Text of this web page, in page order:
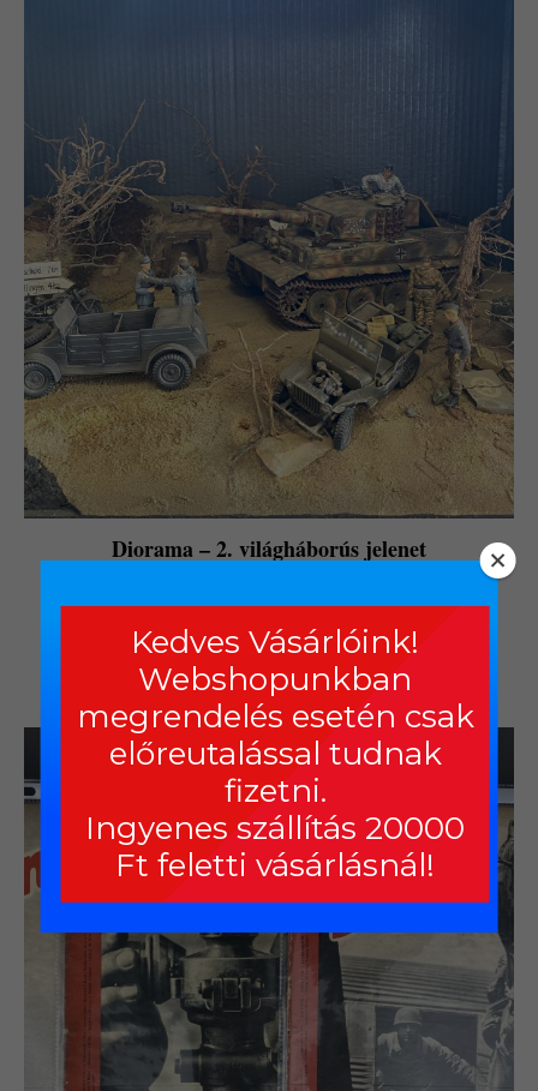
Kedves Vásárlóink!
Webshopunkban
megrendelés esetén csak
előreutalással tudnak
fizetni.
Ingyenes szállítás 20000
Ft feletti vásárlásnál!
Diorama – 2. világháborús jelenet
price
was:
119
000,00 Ft.
price
is:
79
000,00 Ft.
Kosárba teszem